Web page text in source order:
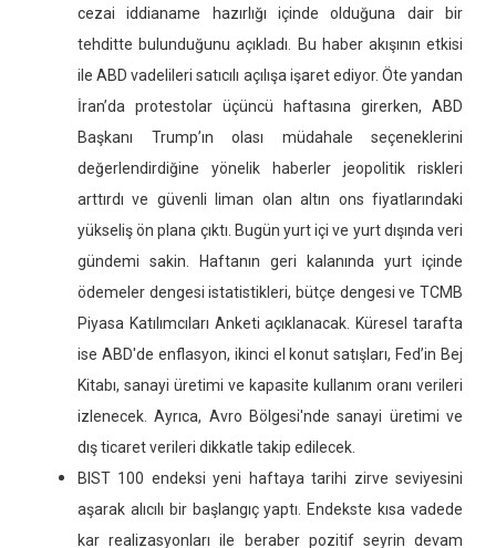
cezai iddianame hazırlığı içinde olduğuna dair bir
tehditte bulunduğunu açıkladı. Bu haber akışının etkisi
ile ABD vadelileri satıcılı açılışa işaret ediyor. Öte yandan
İran’da protestolar üçüncü haftasına girerken, ABD
Başkanı Trump’ın olası müdahale seçeneklerini
değerlendirdiğine yönelik haberler jeopolitik riskleri
arttırdı ve güvenli liman olan altın ons fiyatlarındaki
yükseliş ön plana çıktı. Bugün yurt içi ve yurt dışında veri
gündemi sakin. Haftanın geri kalanında yurt içinde
ödemeler dengesi istatistikleri, bütçe dengesi ve TCMB
Piyasa Katılımcıları Anketi açıklanacak. Küresel tarafta
ise ABD'de enflasyon, ikinci el konut satışları, Fed’in Bej
Kitabı, sanayi üretimi ve kapasite kullanım oranı verileri
izlenecek. Ayrıca, Avro Bölgesi'nde sanayi üretimi ve
dış ticaret verileri dikkatle takip edilecek.
BIST 100 endeksi yeni haftaya tarihi zirve seviyesini
aşarak alıcılı bir başlangıç yaptı. Endekste kısa vadede
kar realizasyonları ile beraber pozitif seyrin devam